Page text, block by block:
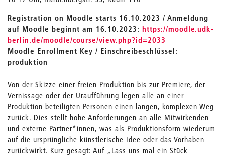
Registration on Moodle starts 16.10.2023 / Anmeldung
auf Moodle beginnt am 16.10.2023: https://moodle.udk-
berlin.de/moodle/course/view.php?id=2033
Moodle Enrollment Key / Einschreibeschlüssel:
produktion
Von der Skizze einer freien Produktion bis zur Premiere, der
Vernissage oder der Uraufführung legen alle an einer
Produktion beteiligten Personen einen langen, komplexen Weg
zurück. Dies stellt hohe Anforderungen an alle Mitwirkenden
und externe Partner*innen, was als Produktionsform wiederum
auf die ursprüngliche künstlerische Idee oder das Vorhaben
zurückwirkt. Kurz gesagt: Auf „Lass uns mal ein Stück